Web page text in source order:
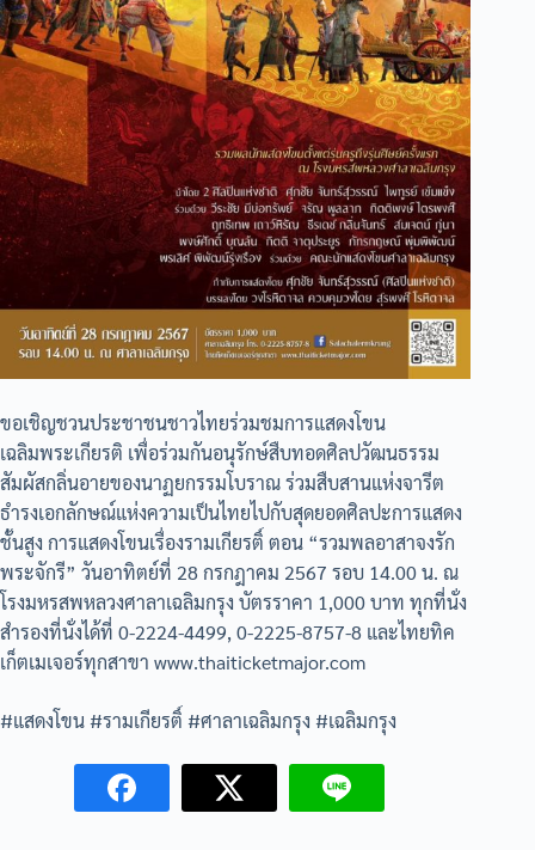
ขอเชิญชวนประชาชนชาวไทยร่วมชมการแสดงโขน
เฉลิมพระเกียรติ เพื่อร่วมกันอนุรักษ์สืบทอดศิลปวัฒนธรรม
สัมผัสกลิ่นอายของนาฏยกรรมโบราณ ร่วมสืบสานแห่งจารีต
ธำรงเอกลักษณ์แห่งความเป็นไทยไปกับสุดยอดศิลปะการแสดง
ชั้นสูง การแสดงโขนเรื่องรามเกียรติ์ ตอน “รวมพลอาสาจงรัก
พระจักรี” วันอาทิตย์ที่ 28 กรกฎาคม 2567 รอบ 14.00 น. ณ
โรงมหรสพหลวงศาลาเฉลิมกรุง บัตรราคา 1,000 บาท ทุกที่นั่ง
สำรองที่นั่งได้ที่ 0-2224-4499, 0-2225-8757-8 และไทยทิค
เก็ตเมเจอร์ทุกสาขา www.thaiticketmajor.com
#แสดงโขน #รามเกียรติ์ #ศาลาเฉลิมกรุง #เฉลิมกรุง